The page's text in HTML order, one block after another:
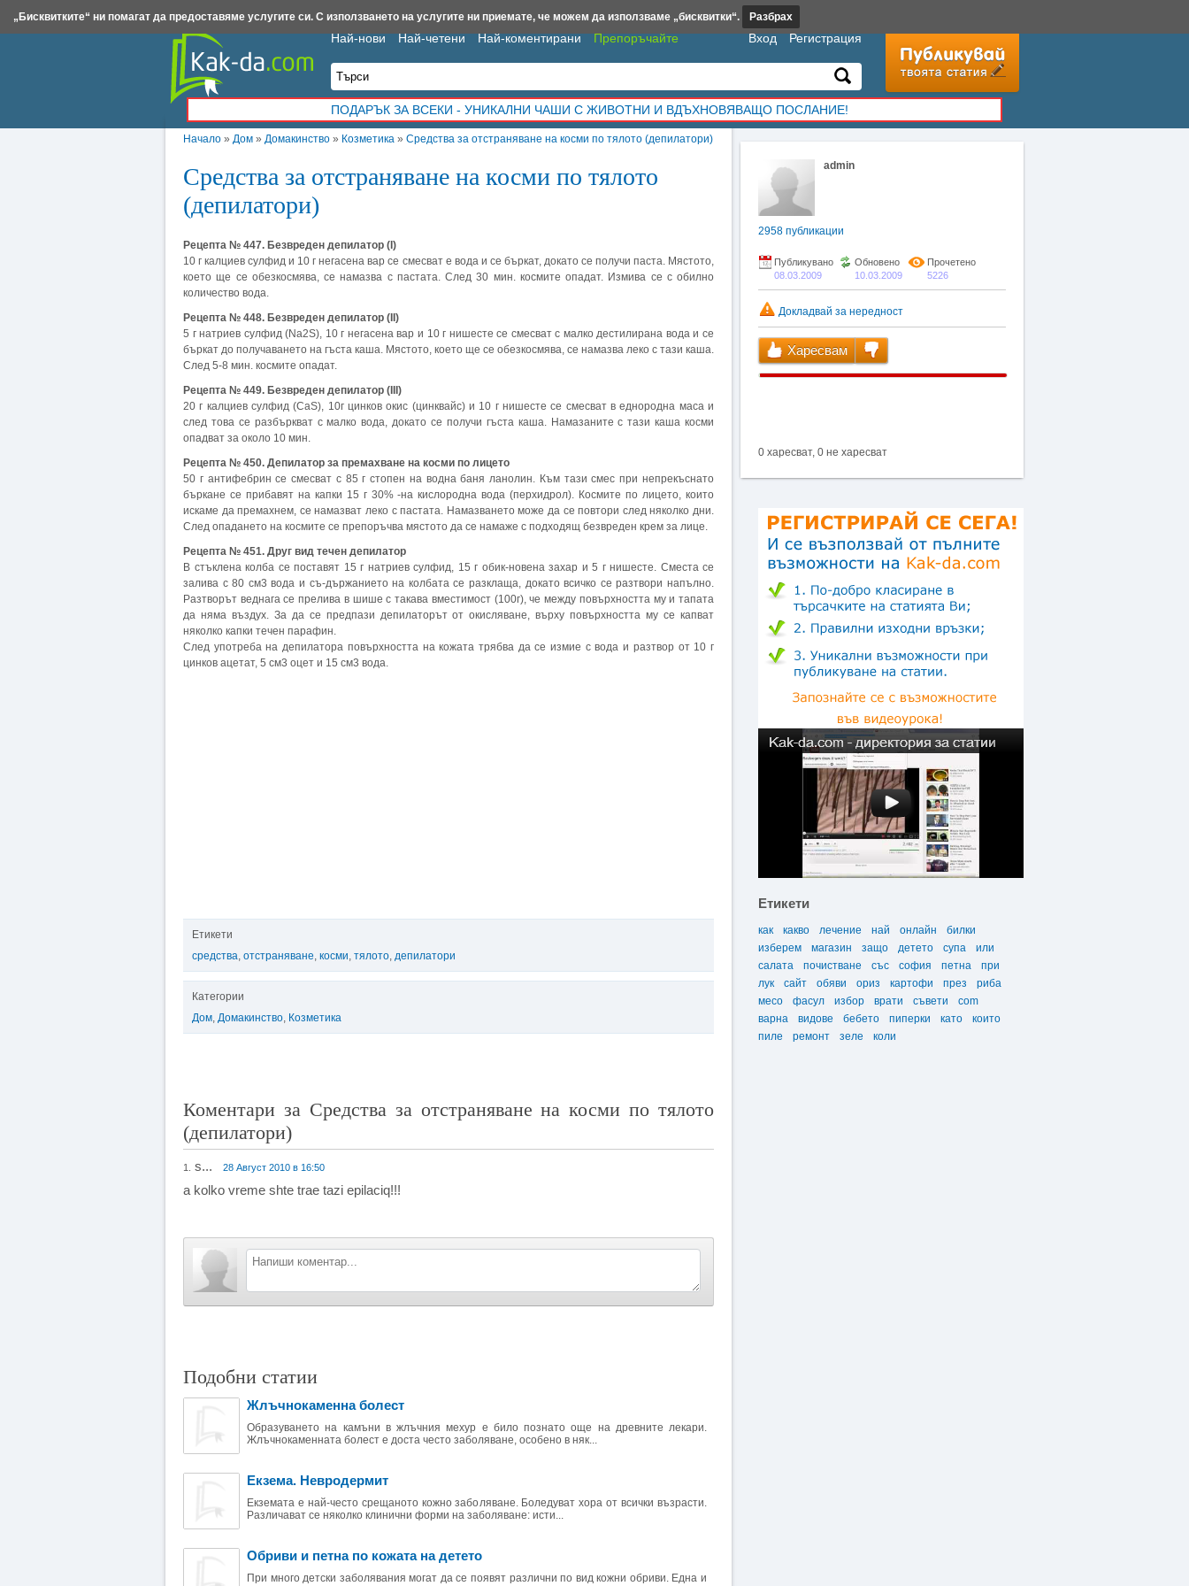
Начало » Дом » Домакинство » Козметика » Средства за отстраняване на косми по тялото (депилатори)
Средства за отстраняване на косми по тялото
(депилатори)
Рецепта № 447. Безвреден депилатор (I)
10 г калциев сулфид и 10 г негасена вар се смесват е вода и се бъркат, докато се получи паста. Мястото,
което ще се обезкосмява, се намазва с пастата. След 30 мин. космите опадат. Измива се с обилно
количество вода.
Рецепта № 448. Безвреден депилатор (II)
5 г натриев сулфид (Na2S), 10 г негасена вар и 10 г нишесте се смесват с малко дестилирана вода и се
бъркат до получаването на гъста каша. Мястото, което ще се обезкосмява, се намазва леко с тази каша.
След 5-8 мин. космите опадат.
Рецепта № 449. Безвреден депилатор (III)
20 г калциев сулфид (CaS), 10г цинков окис (цинквайс) и 10 г нишесте се смесват в еднородна маса и
след това се разбъркват с малко вода, докато се получи гъста каша. Намазаните с тази каша косми
опадват за около 10 мин.
Рецепта № 450. Депилатор за премахване на косми по лицето
50 г антифебрин се смесват с 85 г стопен на водна баня ланолин. Към тази смес при непрекъснато
бъркане се прибавят на капки 15 г 30% -на кислородна вода (перхидрол). Космите по лицето, които
искаме да премахнем, се намазват леко с пастата. Намазването може да се повтори след няколко дни.
След опадането на космите се препоръчва мястото да се намаже с подходящ безвреден крем за лице.
Рецепта № 451. Друг вид течен депилатор
В стъклена колба се поставят 15 г натриев сулфид, 15 г обик-новена захар и 5 г нишесте. Сместа се
залива с 80 см3 вода и съ-държанието на колбата се разклаща, докато всичко се разтвори напълно.
Разтворът веднага се прелива в шише с такава вместимост (100г), че между повърхността му и тапата
да няма въздух. За да се предпази депилаторът от окисляване, върху повърхността му се капват
няколко капки течен парафин.
След употреба на депилатора повърхността на кожата трябва да се измие с вода и разтвор от 10 г
цинков ацетат, 5 см3 оцет и 15 см3 вода.
Етикети
средства, отстраняване, косми, тялото, депилатори
Категории
Дом, Домакинство, Козметика
Коментари за Средства за отстраняване на косми по тялото
(депилатори)
1. s... 28 Август 2010 в 16:50
a kolko vreme shte trae tazi epilaciq!!!
Подобни статии
Жлъчнокаменна болест
Образуването на камъни в жлъчния мехур е било познато още на древните лекари.
Жлъчнокаменната болест е доста често заболяване, особено в няк...
Екзема. Невродермит
Екземата е най-често срещаното кожно заболяване. Боледуват хора от всички възрасти.
Различават се няколко клинични форми на заболяване: исти...
Обриви и петна по кожата на детето
При много детски заболявания могат да се появят различни по вид кожни обриви. Една и
admin
2958 публикации
Публикувано
08.03.2009
Обновено
10.03.2009
Прочетено
5226
Докладвай за нередност
Харесвам
0 харесват, 0 не харесват
Етикети
как какво лечение най онлайн
билки
изберем
магазин защо детето супа
или
салата
почистване със софия петна
при
лук
сайт обяви ориз картофи през
риба
месо
фасул избор врати съвети
com
варна
видове бебето пиперки като
които
пиле
ремонт зеле коли
Най-нови Най-четени Най-коментирани Препоръчайте Вход Регистрация
ПОДАРЪК ЗА ВСЕКИ - УНИКАЛНИ ЧАШИ С ЖИВОТНИ И ВДЪХНОВЯВАЩО ПОСЛАНИЕ!
Insert.bg Framar.bg Kak-da.com Iztochnik.com BauBau.bg NewAge.bg
„Бисквитките“ ни помагат да предоставяме услугите си. С използването на услугите ни приемате, че можем да използваме „бисквитки“. Разбрах